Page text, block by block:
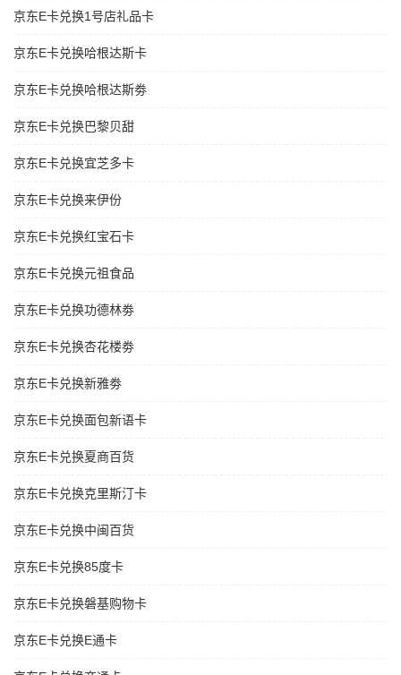
京东E卡兑换1号店礼品卡
京东E卡兑换哈根达斯卡
京东E卡兑换哈根达斯劵
京东E卡兑换巴黎贝甜
京东E卡兑换宜芝多卡
京东E卡兑换来伊份
京东E卡兑换红宝石卡
京东E卡兑换元祖食品
京东E卡兑换功德林劵
京东E卡兑换杏花楼劵
京东E卡兑换新雅劵
京东E卡兑换面包新语卡
京东E卡兑换夏商百货
京东E卡兑换克里斯汀卡
京东E卡兑换中闽百货
京东E卡兑换85度卡
京东E卡兑换磐基购物卡
京东E卡兑换E通卡